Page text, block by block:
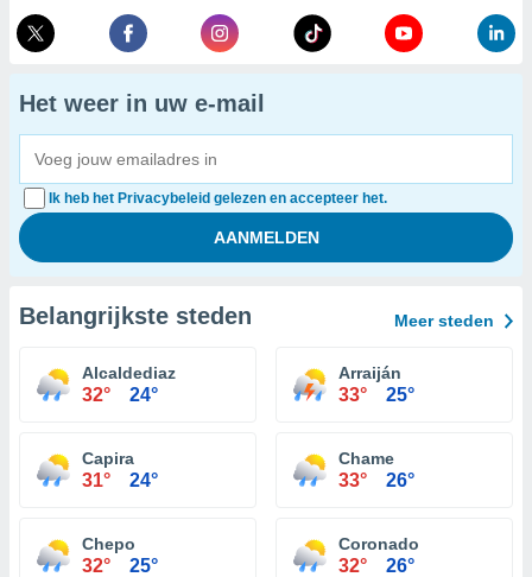
Het weer in uw e-mail
Ik heb het Privacybeleid gelezen en accepteer het.
Belangrijkste steden Meer steden
Alcaldediaz
32° 24°
Arraiján
33° 25°
Capira
31° 24°
Chame
33° 26°
Chepo
32° 25°
Coronado
32° 26°